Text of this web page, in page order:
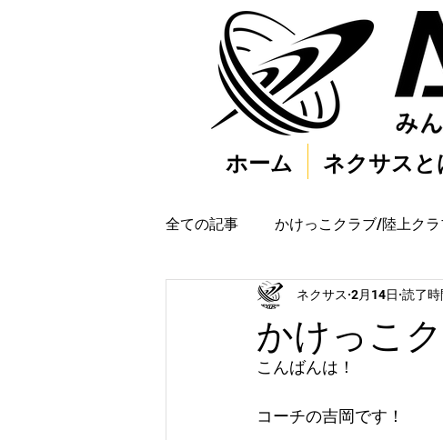
ホーム ネクサスと
全ての記事 かけっこクラブ/陸上ク
かけっこ
ネクサス 2月14日 読了時
こんばんは！
コーチの吉岡です！